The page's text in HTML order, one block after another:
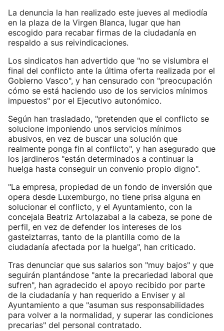
La denuncia la han realizado este jueves al mediodía
en la plaza de la Virgen Blanca, lugar que han
escogido para recabar firmas de la ciudadanía en
respaldo a sus reivindicaciones.
Los sindicatos han advertido que "no se vislumbra el
final del conflicto ante la última oferta realizada por el
Gobierno Vasco", y han censurado con "preocupación
cómo se está haciendo uso de los servicios mínimos
impuestos" por el Ejecutivo autonómico.
Según han trasladado, "pretenden que el conflicto se
solucione imponiendo unos servicios mínimos
abusivos, en vez de buscar una solución que
realmente ponga fin al conflicto", y han asegurado que
los jardineros "están determinados a continuar la
huelga hasta conseguir un convenio propio digno".
"La empresa, propiedad de un fondo de inversión que
opera desde Luxemburgo, no tiene prisa alguna en
solucionar el conflicto, y el Ayuntamiento, con la
concejala Beatriz Artolazabal a la cabeza, se pone de
perfil, en vez de defender los intereses de los
gasteiztarras, tanto de la plantilla como de la
ciudadanía afectada por la huelga", han criticado.
Tras denunciar que sus salarios son "muy bajos" y que
seguirán plantándose "ante la precariedad laboral que
sufren", han agradecido el apoyo recibido por parte
de la ciudadanía y han requerido a Enviser y al
Ayuntamiento a que "asuman sus responsabilidades
para volver a la normalidad, y superar las condiciones
precarias" del personal contratado.